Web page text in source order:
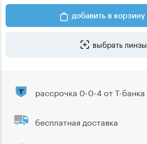
добавить в корзину
выбрать линзы
рассрочка 0-0-4 от Т-банка
бесплатная доставка